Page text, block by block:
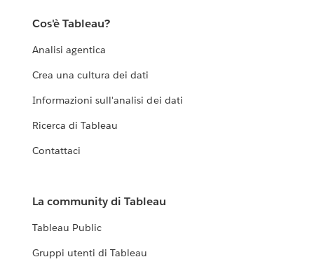
Cos'è Tableau?
Analisi agentica
Crea una cultura dei dati
Informazioni sull'analisi dei dati
Ricerca di Tableau
Contattaci
La community di Tableau
Tableau Public
Gruppi utenti di Tableau